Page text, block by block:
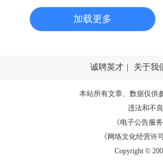
加载更多
诚聘英才 关于我
本站所有文章、数据仅供
违法和不
《电子公告服务
《网络文化经营许
Copyright ©